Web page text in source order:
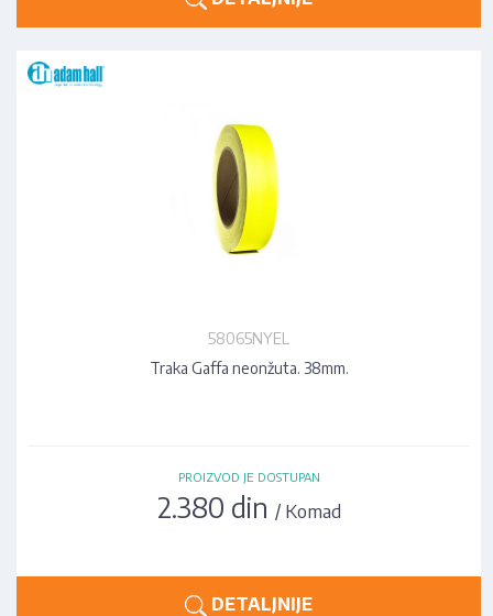
58065NYEL
Traka Gaffa neonžuta. 38mm.
PROIZVOD JE DOSTUPAN
2.380 din / Komad
DETALJNIJE